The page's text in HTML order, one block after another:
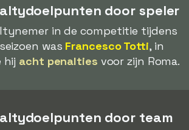
door speler
in de competitie tijdens
was Francesco Totti, in
hij acht penalties voor zijn Roma.
door team